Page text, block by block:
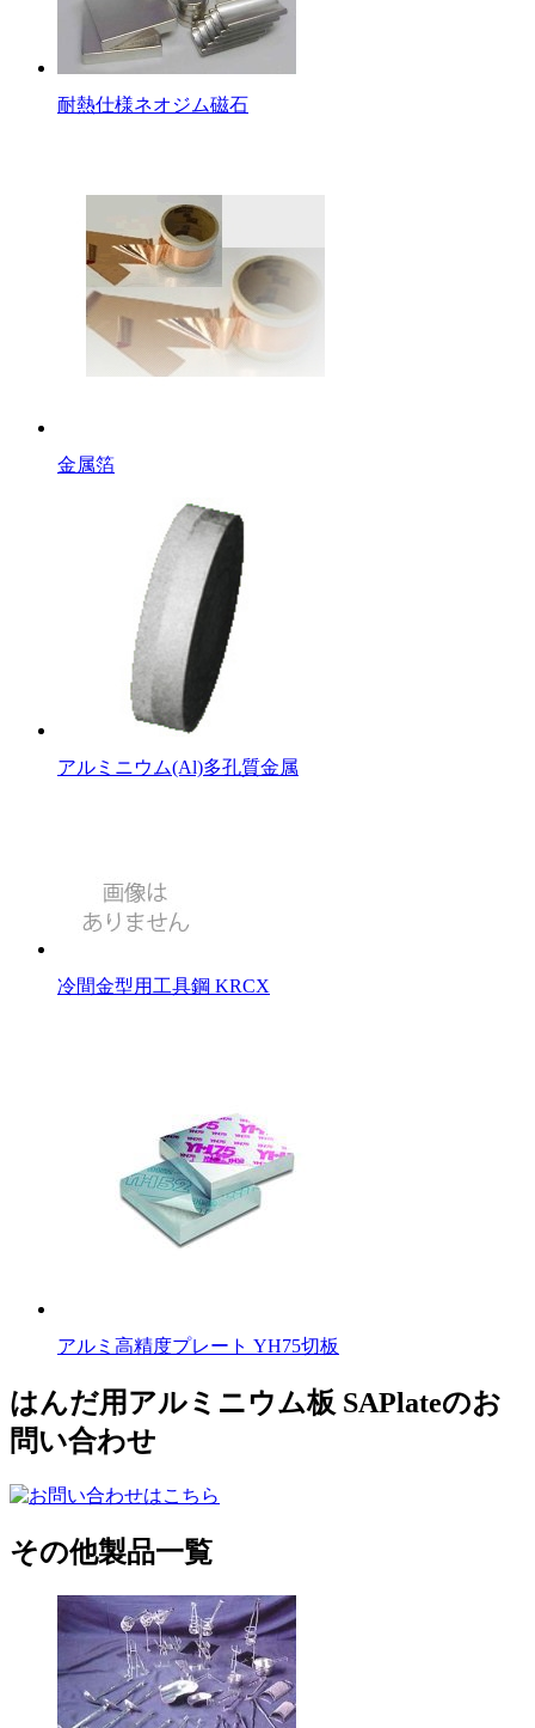
耐熱仕様ネオジム磁石
金属箔
アルミニウム(Al)多孔質金属
冷間金型用工具鋼 KRCX
アルミ高精度プレート YH75切板
はんだ用アルミニウム板 SAPlateのお
問い合わせ
その他製品一覧